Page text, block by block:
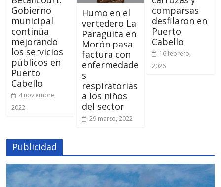
Gobierno
municipal
continúa
mejorando
los servicios
públicos en
Puerto
Cabello
4 noviembre,
2022
Humo en el
vertedero La
Paragüita en
Morón pasa
factura con
enfermedade
s
respiratorias
a los niños
del sector
29 marzo, 2022
comparsas
desfilaron en
Puerto
Cabello
16 febrero,
2026
Publicidad